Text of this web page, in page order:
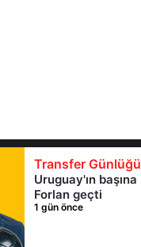
Transfer Günlüğü
Uruguay'ın başına
Forlan geçti
1 gün önce